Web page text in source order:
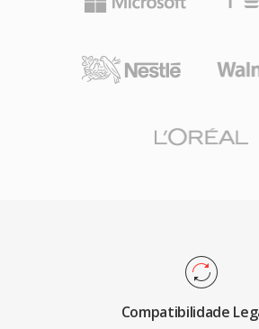
Compatibilidade